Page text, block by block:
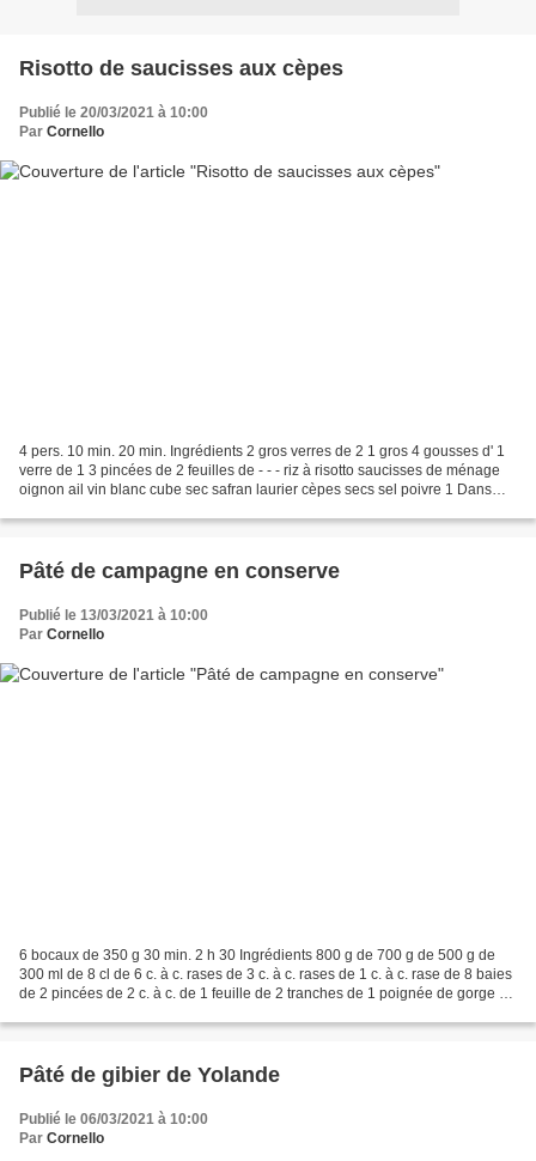
Risotto de saucisses aux cèpes
Publié le 20/03/2021 à 10:00
Par Cornello
4 pers. 10 min. 20 min. Ingrédients 2 gros verres de 2 1 gros 4 gousses d' 1
verre de 1 3 pincées de 2 feuilles de - - - riz à risotto saucisses de ménage
oignon ail vin blanc cube sec safran laurier cèpes secs sel poivre 1 Dans
Pâté de campagne en conserve
Publié le 13/03/2021 à 10:00
Par Cornello
6 bocaux de 350 g 30 min. 2 h 30 Ingrédients 800 g de 700 g de 500 g de
300 ml de 8 cl de 6 c. à c. rases de 3 c. à c. rases de 1 c. à c. rase de 8 baies
de 2 pincées de 2 c. à c. de 1 feuille de 2 tranches de 1 poignée de gorge de
Pâté de gibier de Yolande
Publié le 06/03/2021 à 10:00
Par Cornello